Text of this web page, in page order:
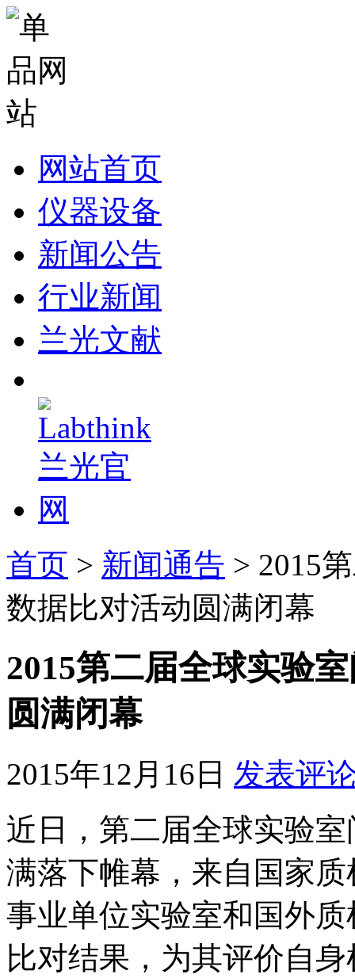
网站首页
仪器设备
新闻公告
行业新闻
兰光文献
首页 > 新闻通告 > 2015
数据比对活动圆满闭幕
2015第二届全球实验
圆满闭幕
2015年12月16日 发表评
近日，第二届全球实验
满落下帷幕，来自国家
事业单位实验室和国外
比对结果，为其评价自